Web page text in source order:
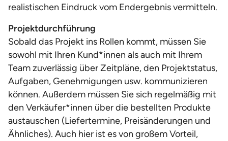
realistischen Eindruck vom Endergebnis vermitteln.
Projektdurchführung
Sobald das Projekt ins Rollen kommt, müssen Sie
sowohl mit Ihren Kund*innen als auch mit Ihrem
Team zuverlässig über Zeitpläne, den Projektstatus,
Aufgaben, Genehmigungen usw. kommunizieren
können. Außerdem müssen Sie sich regelmäßig mit
den Verkäufer*innen über die bestellten Produkte
austauschen (Liefertermine, Preisänderungen und
Ähnliches). Auch hier ist es von großem Vorteil,